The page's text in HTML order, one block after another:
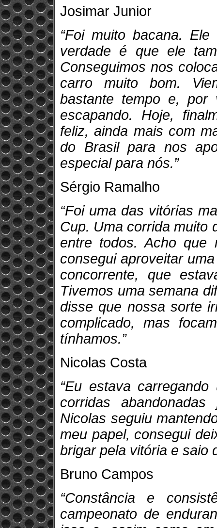
Josimar Junior
“Foi muito bacana.
verdade é que ele
Conseguimos nos
carro muito bom.
bastante tempo e, por
escapando. Hoje,
feliz, ainda mais com
do Brasil para nos
especial para nós.”
Sérgio Ramalho
“Foi uma das vitórias
Cup. Uma corrida muito
entre todos. Acho que
consegui aproveitar
concorrente, que
Tivemos uma semana
disse que nossa sorte
complicado, mas
tínhamos.”
Nicolas Costa
“Eu estava
corridas
Nicolas seguiu
meu papel, consegui
brigar pela vitória e saio
Bruno Campos
“Constância e
campeonato de